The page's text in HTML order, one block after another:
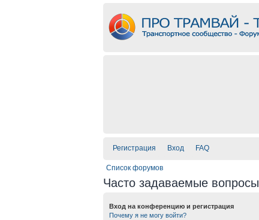
Регистрация Вход FAQ
Список форумов
Часто задаваемые вопросы
Вход на конференцию и регистрация
Почему я не могу войти?